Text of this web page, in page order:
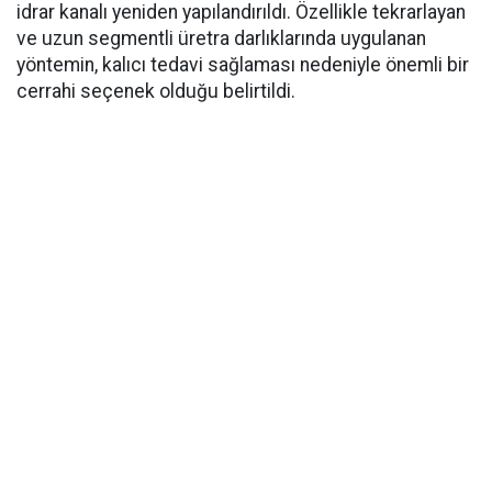
idrar kanalı yeniden yapılandırıldı. Özellikle tekrarlayan
ve uzun segmentli üretra darlıklarında uygulanan
yöntemin, kalıcı tedavi sağlaması nedeniyle önemli bir
cerrahi seçenek olduğu belirtildi.